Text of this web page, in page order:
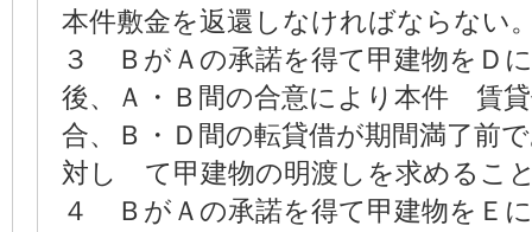
本件敷金を返還しなければならない
３ ＢがＡの承諾を得て甲建物をＤ
後、Ａ・Ｂ間の合意により本件 賃
合、Ｂ・Ｄ間の転貸借が期間満了前
対し て甲建物の明渡しを求めるこ
４ ＢがＡの承諾を得て甲建物をＥ